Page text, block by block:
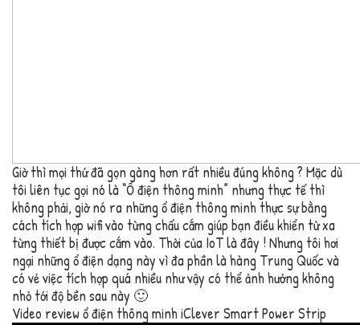
Giờ thì mọi thứ đã gọn gàng hơn rất nhiều đúng không ? Mặc dù
tôi liên tục gọi nó là “Ổ điện thông minh” nhưng thực tế thì
không phải, giờ nó ra những ổ điện thông minh thực sự bằng
cách tích hợp wifi vào từng chấu cắm giúp bạn điều khiển từ xa
từng thiết bị được cắm vào. Thời của IoT là đây ! Nhưng tôi hơi
ngại những ổ điện dạng này vì đa phần là hàng Trung Quốc và
có vẻ việc tích hợp quá nhiều như vậy có thể ảnh hưởng không
nhỏ tới độ bền sau này 🙂
Video review ổ điện thông minh iClever Smart Power Strip